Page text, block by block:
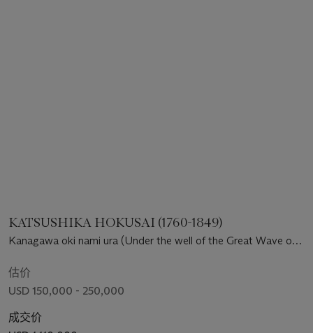
KATSUSHIKA HOKUSAI (1760-1849)
Kanagawa oki nami ura (Under the well of the Great Wave off
估价
USD 150,000 - 250,000
成交价